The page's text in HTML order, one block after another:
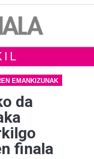
EMANKIZUNAK
da
finala